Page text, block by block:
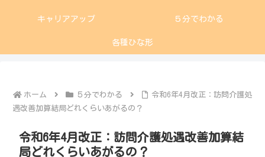
キャリアアップ ５分でわかる
各種ひな形
ホーム ５分でわかる
令和6年4月改正：訪問介護処
遇改善加算結局どれくらいあがるの？
令和6年4月改正：訪問介護処遇改善加算結
局どれくらいあがるの？